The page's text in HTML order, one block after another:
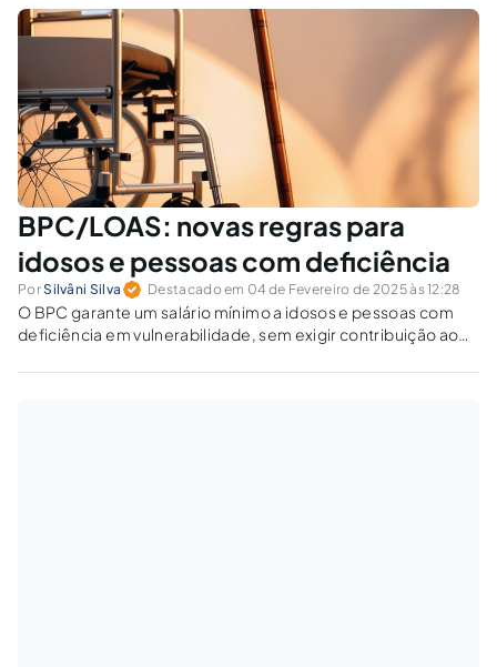
BPC/LOAS: novas regras para
idosos e pessoas com deficiência
PorSilvâni Silva Destacado em 04 de Fevereiro de 2025 às 12:28
O BPC garante um salário mínimo a idosos e pessoas com
deficiência em vulnerabilidade, sem exigir contribuição ao
acesso ao benefício?